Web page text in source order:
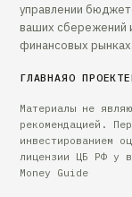
управлении
ваших сбережений
финансовых рынках.
ГЛАВНАЯО ПРОЕКТЕ
Материалы не
рекомендацией.
инвестированием
лицензии ЦБ РФ у
Money Guide